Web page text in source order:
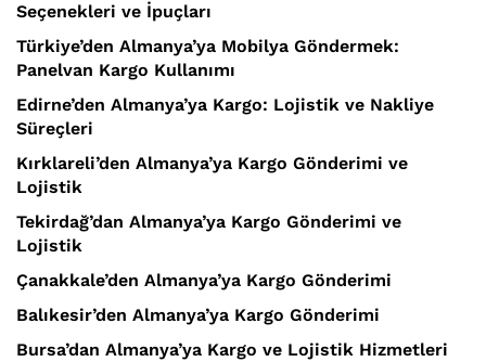
Seçenekleri ve İpuçları
Türkiye’den Almanya’ya Mobilya Göndermek:
Panelvan Kargo Kullanımı
Edirne’den Almanya’ya Kargo: Lojistik ve Nakliye
Süreçleri
Kırklareli’den Almanya’ya Kargo Gönderimi ve
Lojistik
Tekirdağ’dan Almanya’ya Kargo Gönderimi ve
Lojistik
Çanakkale’den Almanya’ya Kargo Gönderimi
Balıkesir’den Almanya’ya Kargo Gönderimi
Bursa’dan Almanya’ya Kargo ve Lojistik Hizmetleri